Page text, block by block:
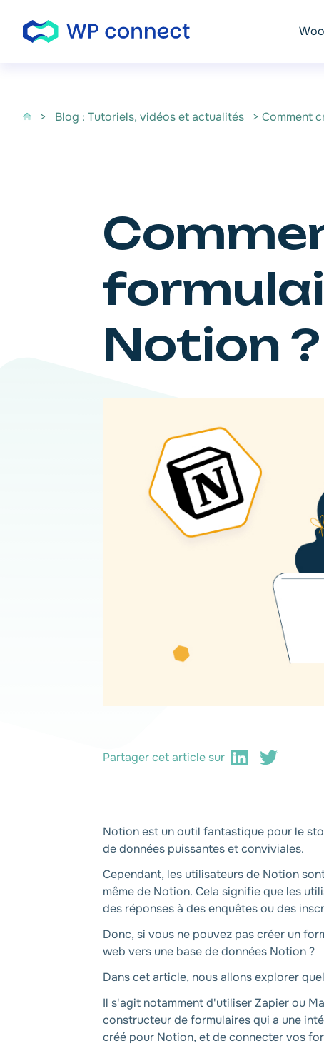
> Blog : Tutoriels, vidéos et actualités > Comment
Notion ?
Partager cet article sur
Notion est un outil fantastique pour le
de données puissantes et conviviales.
Cependant, les utilisateurs de Notion
même de Notion. Cela signifie que les
des réponses à des enquêtes ou des
Donc, si vous ne pouvez pas créer un
web vers une base de données Notion ?
Dans cet article, nous allons explorer
Il s'agit notamment d'utiliser Zapier ou
constructeur de formulaires qui a une
créé pour Notion, et de connecter vos